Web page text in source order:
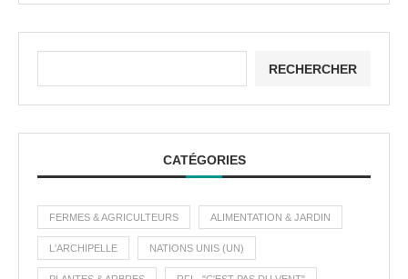
RECHERCHER
CATÉGORIES
FERMES & AGRICULTEURS ALIMENTATION & JARDIN
L'ARCHIPELLE NATIONS UNIS (UN)